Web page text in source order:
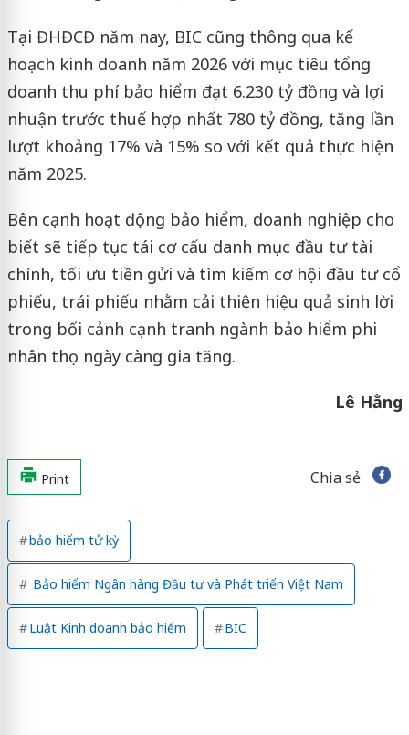
Tại ĐHĐCĐ năm nay, BIC cũng thông qua kế
hoạch kinh doanh năm 2026 với mục tiêu tổng
doanh thu phí bảo hiểm đạt 6.230 tỷ đồng và lợi
nhuận trước thuế hợp nhất 780 tỷ đồng, tăng lần
lượt khoảng 17% và 15% so với kết quả thực hiện
năm 2025.
Bên cạnh hoạt động bảo hiểm, doanh nghiệp cho
biết sẽ tiếp tục tái cơ cấu danh mục đầu tư tài
chính, tối ưu tiền gửi và tìm kiếm cơ hội đầu tư cổ
phiếu, trái phiếu nhằm cải thiện hiệu quả sinh lời
trong bối cảnh cạnh tranh ngành bảo hiểm phi
nhân thọ ngày càng gia tăng.
Lê Hằng
Print Chia sẻ
bảo hiểm tử kỳ
Bảo hiểm Ngân hàng Đầu tư và Phát triển Việt Nam
Luật Kinh doanh bảo hiểm BIC